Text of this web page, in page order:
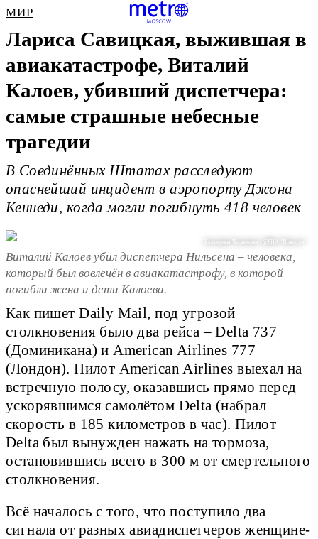
МИР
Лариса Савицкая, выжившая в
авиакатастрофе, Виталий
Калоев, убивший диспетчера:
самые страшные небесные
трагедии
В Соединённых Штатах расследуют
опаснейший инцидент в аэропорту Джона
Кеннеди, когда могли погибнуть 418 человек
Екатерина Чеснокова / @РИА "Новости"
Виталий Калоев убил диспетчера Нильсена – человека,
который был вовлечён в авиакатастрофу, в которой
погибли жена и дети Калоева.
Как пишет Daily Mail, под угрозой
столкновения было два рейса – Delta 737
(Доминикана) и American Airlines 777
(Лондон). Пилот American Airlines выехал на
встречную полосу, оказавшись прямо перед
ускорявшимся самолётом Delta (набрал
скорость в 185 километров в час). Пилот
Delta был вынужден нажать на тормоза,
остановившись всего в 300 м от смертельного
столкновения.
Всё началось с того, что поступило два
сигнала от разных авиадиспетчеров женщине-